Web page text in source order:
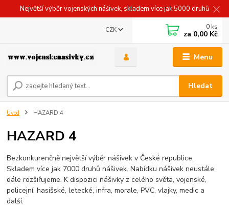
Největší výběr vojenských nášivek, skladem více jak 5000 druhů
Menu
CZK
Hledat
0 ks
za 0,00 Kč
Úvod HAZARD 4
HAZARD 4
Bezkonkurenčně největší výběr nášivek v České republice.
Skladem více jak 7000 druhů nášivek. Nabídku nášivek neustále
dále rozšiřujeme. K dispozici nášivky z celého světa, vojenské,
policejní, hasišské, letecké, infra, morale, PVC, vlajky, medic a
další.